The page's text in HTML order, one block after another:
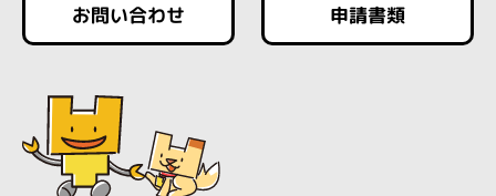
お問い合わせ 申請書類